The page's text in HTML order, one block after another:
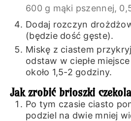
600 g mąki pszennej,
Dodaj rozczyn
(będzie dość gęste).
Miskę z ciastem
odstaw w ciepłe
około 1,5-2 godziny.
Jak zrobić brioszki
Po tym czasie ciasto
podziel na dwie mniej